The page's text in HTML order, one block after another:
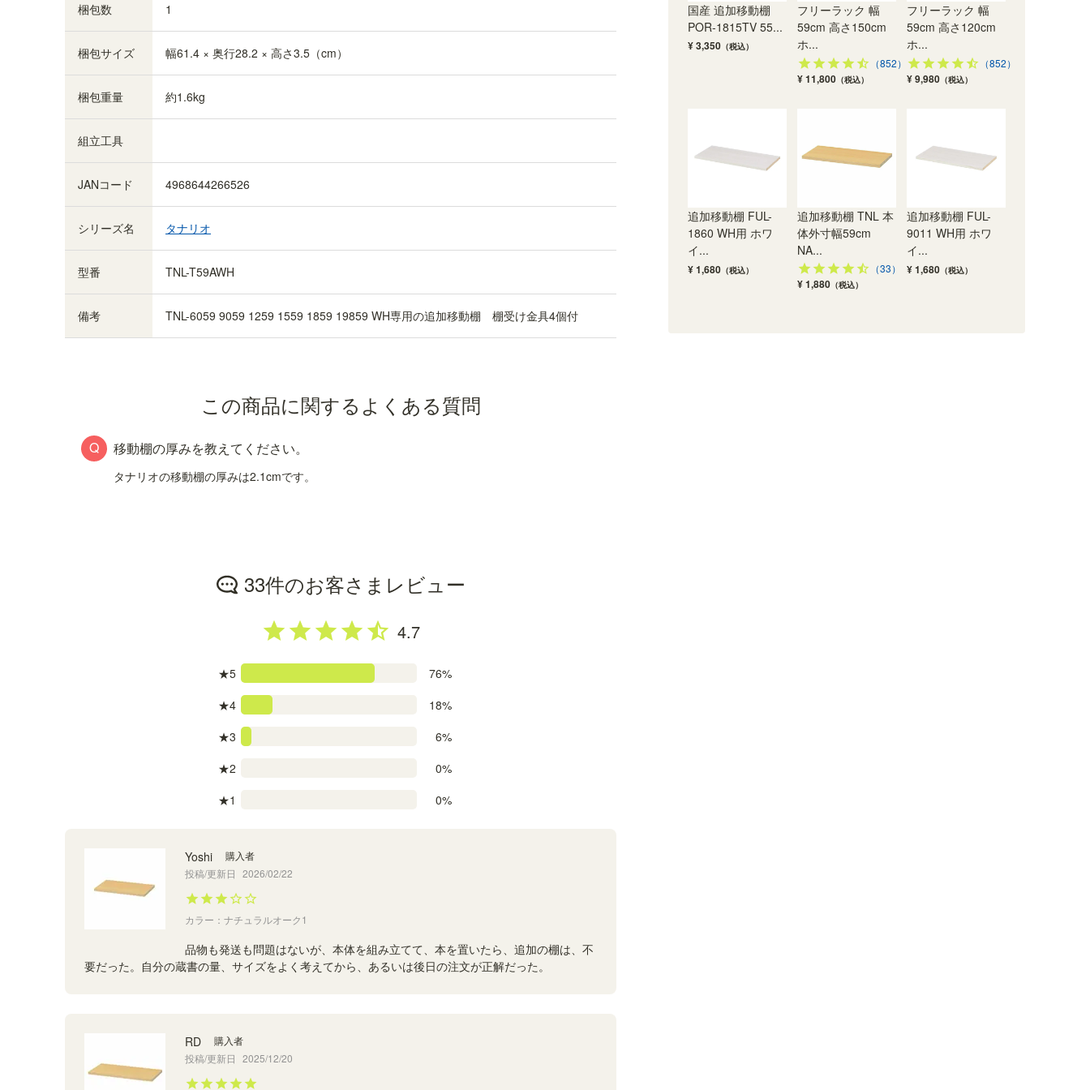
梱包数 1
梱包サイズ 幅61.4 × 奥行28.2 × 高さ3.5（cm）
梱包重量 約1.6kg
組立工具
JANコード 4968644266526
シリーズ名 タナリオ
型番 TNL-T59AWH
備考 TNL-6059 9059 1259 1559 1859 19859 WH専用の追加移動棚 棚受け金具4個付
この商品に関するよくある質問
移動棚の厚みを教えてください。
タナリオの移動棚の厚みは2.1cmです。
33件のお客さまレビュー
4.7
★5
76%
★4
18%
★3
6%
★2
0%
★1
0%
Yoshi
購入者
投稿/更新日 2026/02/22
カラー：ナチュラルオーク1
品物も発送も問題はないが、本体を組み立てて、本を置いたら、追加の棚は、不
要だった。自分の蔵書の量、サイズをよく考えてから、あるいは後日の注文が正解だった。
RD
購入者
投稿/更新日 2025/12/20
国産 追加移動棚
POR-1815TV 55...
¥ 3,350 （税込）
フリーラック 幅
59cm 高さ150cm
ホ...
（852）
¥ 11,800 （税込）
フリーラック 幅
59cm 高さ120cm
ホ...
（852）
¥ 9,980 （税込）
追加移動棚 FUL-
1860 WH用 ホワ
イ...
¥ 1,680 （税込）
追加移動棚 TNL 本
体外寸幅59cm
NA...
（33）
¥ 1,880 （税込）
追加移動棚 FUL-
9011 WH用 ホワ
イ...
¥ 1,680 （税込）